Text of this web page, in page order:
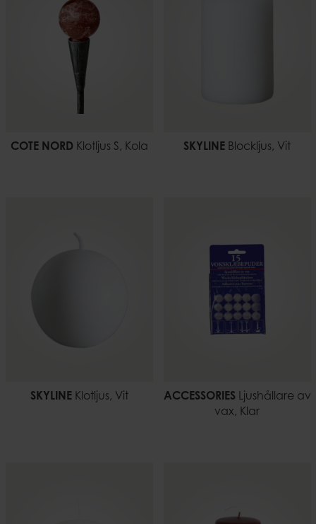
COTE NORD Klotljus S, Kola SKYLINE Blockljus, Vit
SKYLINEKlotljus, Vit ACCESSORIESLjushållare av
vax, Klar